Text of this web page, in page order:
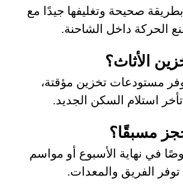
بطريقة صحيحة وتغليفها جيدًا مع
الحركة داخل الشاحنة.
الأثاث؟
مستودعات تخزين مؤقتة،
استلام السكن الجديد.
مسبقًا؟
في نهاية الأسبوع أو مواسم
توفر الفريق والمعدات.